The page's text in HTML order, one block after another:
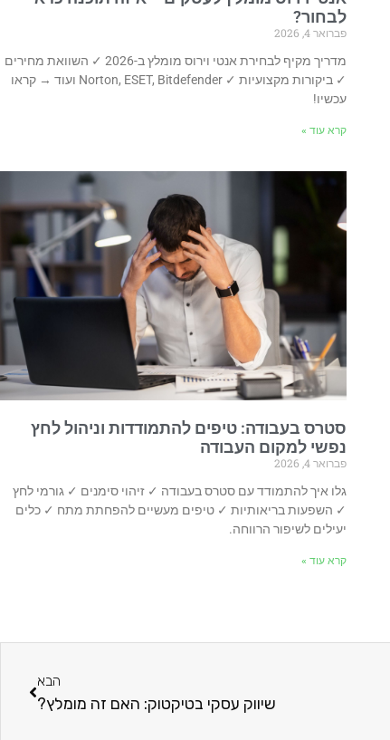
לבחור?
פברואר 4, 2026
מדריך מקיף לבחירת אנטי וירוס מומלץ ב-2026 ✓ השוואת מחירים
✓ ביקורות מקצועיות ✓ Norton, ESET, Bitdefender ועוד → קראו
עכשיו!
קרא עוד »
סטרס בעבודה: טיפים להתמודדות וניהול לחץ
נפשי למקום העבודה
פברואר 4, 2026
גלו איך להתמודד עם סטרס בעבודה ✓ זיהוי סימנים ✓ גורמי לחץ
✓ השפעות בריאותיות ✓ טיפים מעשיים להפחתת מתח ✓ כלים
יעילים לשיפור הרווחה.
קרא עוד »
הבא
שיווק עסקי בטיקטוק: האם זה מומלץ?